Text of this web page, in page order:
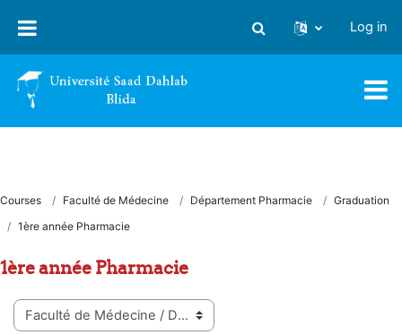
Toggle search input
Log in
Courses Faculté de Médecine Département Pharmacie
Graduation
1ère année Pharmacie
1ère année Pharmacie
Course categories